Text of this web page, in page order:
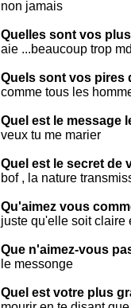
non jamais
Quelles sont vos
aie ...beaucoup trop
Quels sont vos pires
comme tous les
Quel est le message
veux tu me marier
Quel est le secret de
bof , la nature
Qu'aimez vous
juste qu'elle soit claire
Que n'aimez-vous
le messonge
Quel est votre plus